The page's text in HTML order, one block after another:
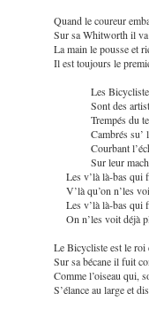
Quand le coureur
Sur sa Whitworth il
La main le pousse et
Il est toujours le
Les
Sont des
Trempés du
Cambrés su’
Courbant
Sur leur
Les v’là là-bas qui
V’là qu’on n’les
Les v’là là-bas qui
On n’les voit déjà
Le Bicycliste est le roi
Sur sa bécane il fuit
Comme l’oiseau qui,
S’élance au large et